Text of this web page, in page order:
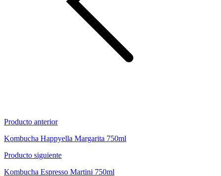
Producto anterior
Kombucha Happyella Margarita 750ml
Producto siguiente
Kombucha Espresso Martini 750ml